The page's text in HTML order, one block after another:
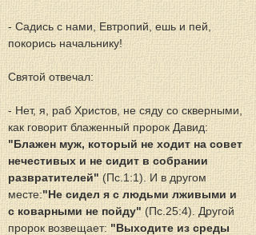
- Садись с нами, Евтропий, ешь и пей,
покорись начальнику!
Святой отвечал:
- Нет, я, раб Христов, не сяду со скверными,
как говорит блаженный пророк Давид:
"Блажен муж, который не ходит на совет
нечестивых и не сидит в собрании
развратителей" (Пс.1:1). И в другом
месте:"Не сидел я с людьми лживыми и
с коварными не пойду" (Пс.25:4). Другой
пророк возвещает: "Выходите из среды